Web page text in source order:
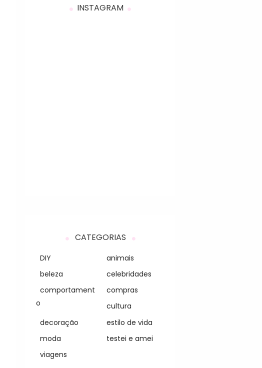
INSTAGRAM
CATEGORIAS
DIY
animais
beleza
celebridades
comportament
o
compras
cultura
decoração
estilo de vida
moda
testei e amei
viagens